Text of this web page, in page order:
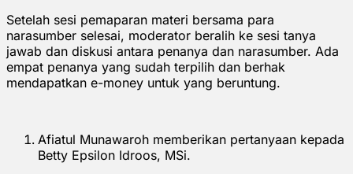
Setelah sesi pemaparan materi bersama para
narasumber selesai, moderator beralih ke sesi tanya
jawab dan diskusi antara penanya dan narasumber. Ada
empat penanya yang sudah terpilih dan berhak
mendapatkan e-money untuk yang beruntung.
Afiatul Munawaroh memberikan pertanyaan kepada
Betty Epsilon Idroos, MSi.